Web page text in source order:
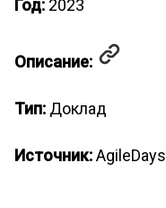
Год: 2023
Описание:
Тип: Доклад
Источник:AgileDays